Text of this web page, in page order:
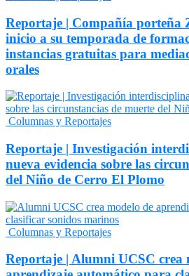
Reportaje | Compañía porteña
inicio a su temporada de
instancias gratuitas para
orales
Columnas y Reportajes
Reportaje | Investigación
nueva evidencia sobre las
del Niño de Cerro El Plomo
Columnas y Reportajes
Reportaje | Alumni UCSC crea